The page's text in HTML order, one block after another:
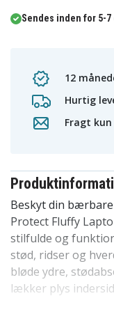
Sendes inden for 5-7
12
Hurtig
Fragt kun
Beskyt din
Protect Fluffy
stilfulde og
stød, ridser og
bløde ydre,
lækker plys